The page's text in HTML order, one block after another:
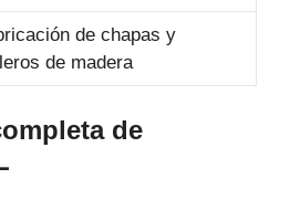
de chapas y
de madera
de